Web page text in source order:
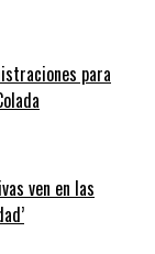
para
ven en las